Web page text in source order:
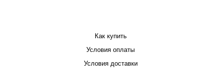
Как купить
Условия оплаты
Условия доставки